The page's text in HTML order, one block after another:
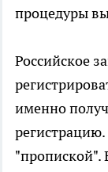
процедуры
Российское
именно
"пропиской".